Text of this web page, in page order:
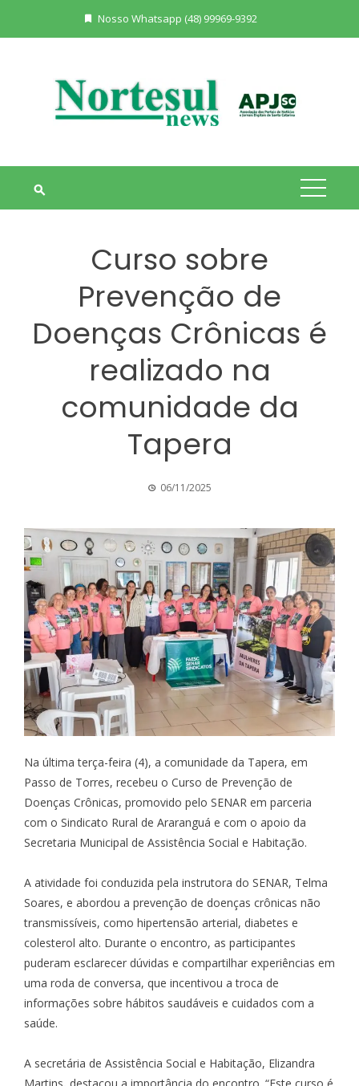
Nosso Whatsapp (48) 99969-9392
Curso sobre
Prevenção de
Doenças Crônicas é
realizado na
comunidade da
Tapera
06/11/2025
Na última terça-feira (4), a comunidade da Tapera, em
Passo de Torres, recebeu o Curso de Prevenção de
Doenças Crônicas, promovido pelo SENAR em parceria
com o Sindicato Rural de Araranguá e com o apoio da
Secretaria Municipal de Assistência Social e Habitação.
A atividade foi conduzida pela instrutora do SENAR, Telma
Soares, e abordou a prevenção de doenças crônicas não
transmissíveis, como hipertensão arterial, diabetes e
colesterol alto. Durante o encontro, as participantes
puderam esclarecer dúvidas e compartilhar experiências em
uma roda de conversa, que incentivou a troca de
informações sobre hábitos saudáveis e cuidados com a
saúde.
A secretária de Assistência Social e Habitação, Elizandra
Martins, destacou a importância do encontro. “Este curso é